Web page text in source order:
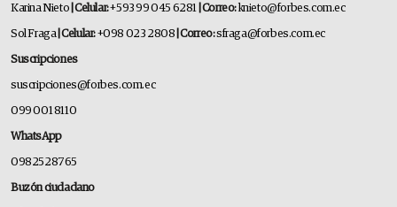
Karina Nieto | Celular:+593 99 045 6281 | Correo:knieto@forbes.com.ec
Sol Fraga| Celular:+098 023 2808 | Correo:sfraga@forbes.com.ec
Suscripciones
suscripciones@forbes.com.ec
099 001 8110
WhatsApp
0982528765
Buzón ciudadano